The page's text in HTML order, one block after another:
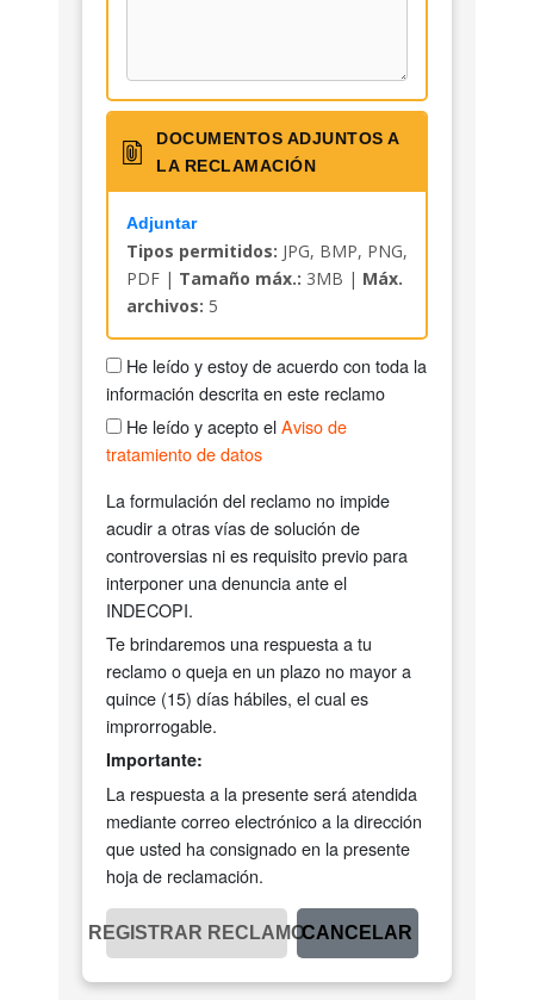
DOCUMENTOS ADJUNTOS A
LA RECLAMACIÓN
Adjuntar
Tipos permitidos: JPG, BMP, PNG,
PDF | Tamaño máx.: 3MB | Máx.
archivos: 5
He leído y estoy de acuerdo con toda la
información descrita en este reclamo
He leído y acepto elAviso de
tratamiento de datos
La formulación del reclamo no impide
acudir a otras vías de solución de
controversias ni es requisito previo para
interponer una denuncia ante el
INDECOPI.
Te brindaremos una respuesta a tu
reclamo o queja en un plazo no mayor a
quince (15) días hábiles, el cual es
improrrogable.
Importante:
La respuesta a la presente será atendida
mediante correo electrónico a la dirección
que usted ha consignado en la presente
hoja de reclamación.
REGISTRAR RECLAMOCANCELAR